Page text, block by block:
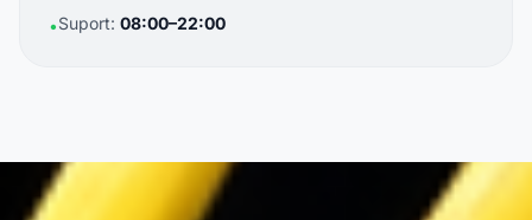
•Suport: 08:00–22:00